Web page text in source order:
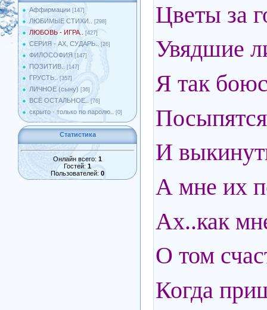
Аффирмации [147]
ЛЮБИМЫЕ СТИХИ.. [298]
ЛЮБОВЬ - ИГРА.. [427]
СЕРИЯ - АХ, СУДАРЬ.. [26]
ФИЛОСОФИЯ [147]
ПОЗИТИВ.. [147]
ГРУСТЬ.. [357]
ЛИЧНОЕ (сыну) [36]
ВСЁ ОСТАЛЬНОЕ.. [76]
скрыто - только по паролю.. [0]
Статистика
Онлайн всего: 1
Гостей: 1
Пользователей: 0
Цветы за
Увядшие
Я так
И
А мне их
Ах..как
О том
Когда